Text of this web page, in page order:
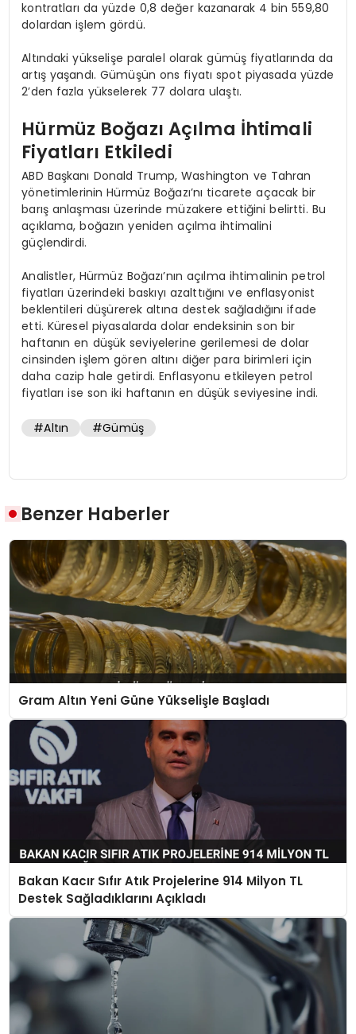
kontratları da yüzde 0,8 değer kazanarak 4 bin 559,80
dolardan işlem gördü.
Altındaki yükselişe paralel olarak gümüş fiyatlarında da
artış yaşandı. Gümüşün ons fiyatı spot piyasada yüzde
2’den fazla yükselerek 77 dolara ulaştı.
Hürmüz Boğazı Açılma İhtimali
Fiyatları Etkiledi
ABD Başkanı Donald Trump, Washington ve Tahran
yönetimlerinin Hürmüz Boğazı’nı ticarete açacak bir
barış anlaşması üzerinde müzakere ettiğini belirtti. Bu
açıklama, boğazın yeniden açılma ihtimalini
güçlendirdi.
Analistler, Hürmüz Boğazı’nın açılma ihtimalinin petrol
fiyatları üzerindeki baskıyı azalttığını ve enflasyonist
beklentileri düşürerek altına destek sağladığını ifade
etti. Küresel piyasalarda dolar endeksinin son bir
haftanın en düşük seviyelerine gerilemesi de dolar
cinsinden işlem gören altını diğer para birimleri için
daha cazip hale getirdi. Enflasyonu etkileyen petrol
fiyatları ise son iki haftanın en düşük seviyesine indi.
#Altın #Gümüş
Benzer Haberler
Gram Altın Yeni Güne Yükselişle Başladı
Bakan Kacır Sıfır Atık Projelerine 914 Milyon TL
Destek Sağladıklarını Açıkladı